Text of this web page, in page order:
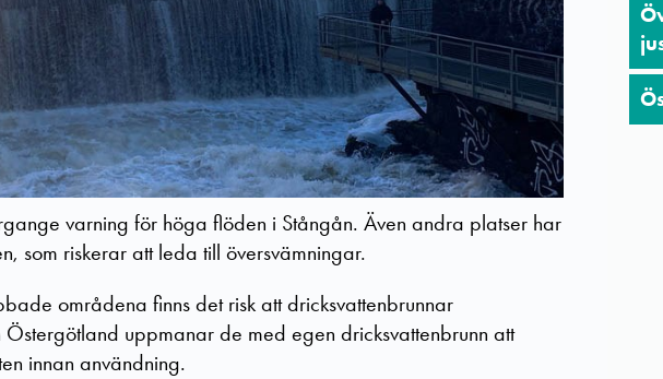
varning för höga flöden i Stångån. Även andra platser har
som riskerar att leda till översvämningar.
områdena finns det risk att dricksvattenbrunnar
Östergötland uppmanar de med egen dricksvattenbrunn att
innan användning.